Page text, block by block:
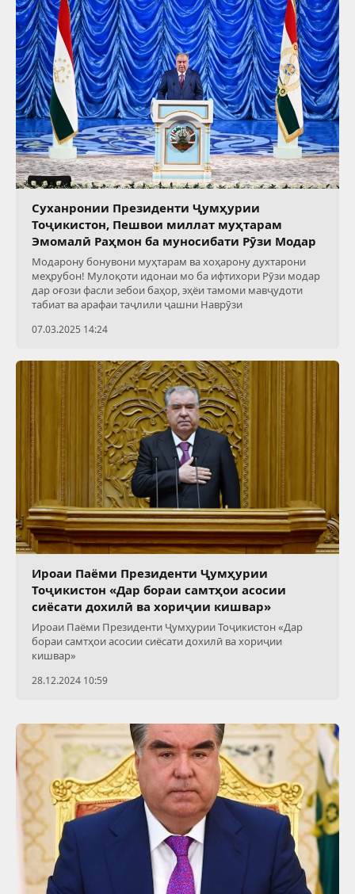
Суханронии Президенти Ҷумҳурии
Тоҷикистон, Пешвои миллат муҳтарам
Эмомалӣ Раҳмон ба муносибати Рӯзи Модар
Модарону бонувони муҳтарам ва хоҳарону духтарони
меҳрубон! Мулоқоти идонаи мо ба ифтихори Рӯзи модар
дар оғози фасли зебои баҳор, эҳёи тамоми мавҷудоти
табиат ва арафаи таҷлили ҷашни Наврӯзи
07.03.2025 14:24
Ироаи Паёми Президенти Ҷумҳурии
Тоҷикистон «Дар бораи самтҳои асосии
сиёсати дохилӣ ва хориҷии кишвар»
Ироаи Паёми Президенти Ҷумҳурии Тоҷикистон «Дар
бораи самтҳои асосии сиёсати дохилӣ ва хориҷии
кишвар»
28.12.2024 10:59